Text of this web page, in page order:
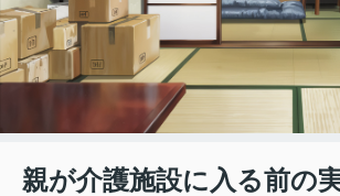
親が介護施設に入る前の